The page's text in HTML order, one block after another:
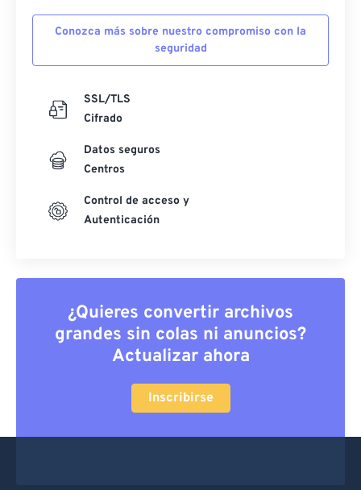
Conozca más sobre nuestro compromiso con la
seguridad
SSL/TLS
Cifrado
Datos seguros
Centros
Control de acceso y
Autenticación
¿Quieres convertir archivos
grandes sin colas ni anuncios?
Actualizar ahora
Inscribirse